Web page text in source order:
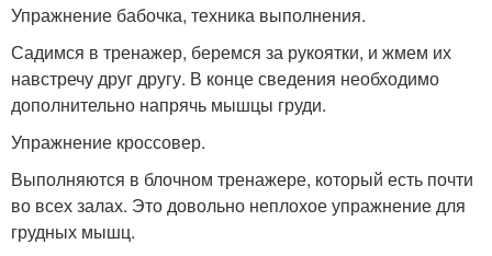
Упражнение бабочка, техника выполнения.
Садимся в тренажер, беремся за рукоятки, и жмем их
навстречу друг другу. В конце сведения необходимо
дополнительно напрячь мышцы груди.
Упражнение кроссовер.
Выполняются в блочном тренажере, который есть почти
во всех залах. Это довольно неплохое упражнение для
грудных мышц.